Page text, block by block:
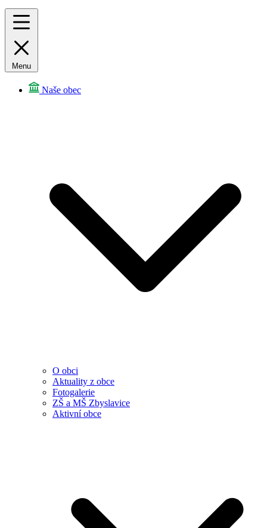
Menu
Naše obec
O obci
Aktuality z obce
Fotogalerie
ZŠ a MŠ Zbyslavice
Aktivní obce